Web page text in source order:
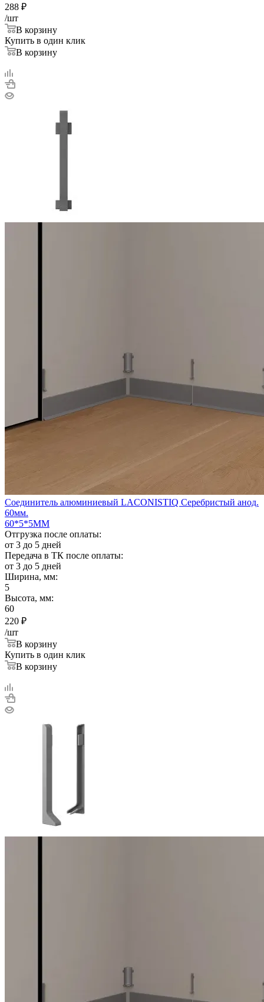
288 ₽
/шт
В корзину
Купить в один клик
В корзину
Соединитель алюминиевый LACONISTIQ Серебристый анод.
60мм.
60*5*5ММ
Отгрузка после оплаты:
от 3 до 5 дней
Передача в ТК после оплаты:
от 3 до 5 дней
Ширина, мм:
5
Высота, мм:
60
220 ₽
/шт
В корзину
Купить в один клик
В корзину